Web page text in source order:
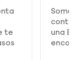
te
una